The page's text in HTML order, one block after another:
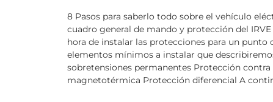
8 Pasos para saberlo todo sobre el vehículo
cuadro general de mando y protección del
hora de instalar las protecciones para un
elementos mínimos a instalar que
sobretensiones permanentes Protección
magnetotérmica Protección diferencial A